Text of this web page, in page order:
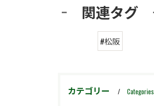
関連タグ
#松阪
カテゴリー Categories